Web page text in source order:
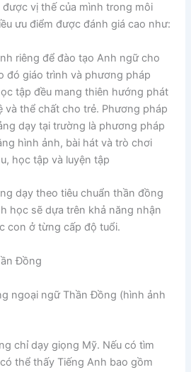
vị thế của mình trong môi
ưu điểm được đánh giá cao như:
riêng để đào tạo Anh ngữ cho
đó giáo trình và phương pháp
tập đều mang thiên hướng phát
và thể chất cho trẻ. Phương pháp
dạy tại trường là phương pháp
hình ảnh, bài hát và trò chơi
học tập và luyện tập
dạy theo tiêu chuẩn thần đồng
học sẽ dựa trên khả năng nhận
con ở từng cấp độ tuổi.
ngoại ngữ Thần Đồng (hình ảnh
chỉ dạy giọng Mỹ. Nếu có tìm
thể thấy Tiếng Anh bao gồm